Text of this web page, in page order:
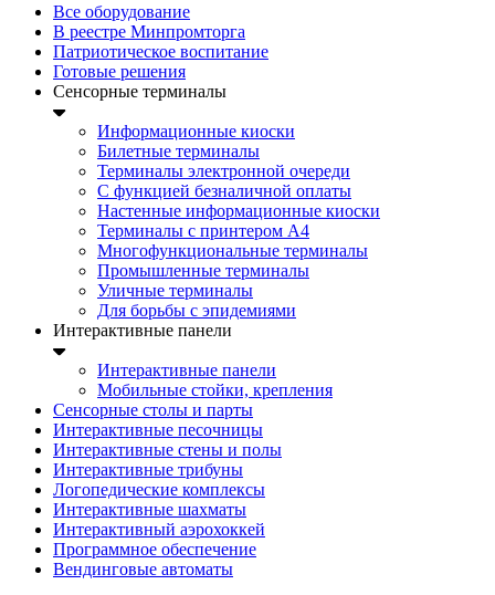
Все оборудование
В реестре Минпромторга
Патриотическое воспитание
Готовые решения
Сенсорные терминалы
Информационные киоски
Билетные терминалы
Терминалы электронной очереди
C функцией безналичной оплаты
Настенные информационные киоски
Терминалы с принтером А4
Многофункциональные терминалы
Промышленные терминалы
Уличные терминалы
Для борьбы с эпидемиями
Интерактивные панели
Интерактивные панели
Мобильные стойки, крепления
Сенсорные столы и парты
Интерактивные песочницы
Интерактивные стены и полы
Интерактивные трибуны
Логопедические комплексы
Интерактивные шахматы
Интерактивный аэрохоккей
Программное обеспечение
Вендинговые автоматы